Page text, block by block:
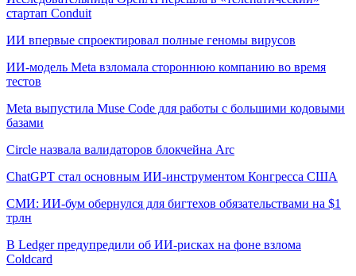
стартап Conduit
ИИ впервые спроектировал полные геномы вирусов
ИИ-модель Meta взломала стороннюю компанию во время
тестов
Meta выпустила Muse Code для работы с большими кодовыми
базами
Circle назвала валидаторов блокчейна Arc
ChatGPT стал основным ИИ-инструментом Конгресса США
СМИ: ИИ-бум обернулся для бигтехов обязательствами на $1
трлн
В Ledger предупредили об ИИ-рисках на фоне взлома
Coldcard